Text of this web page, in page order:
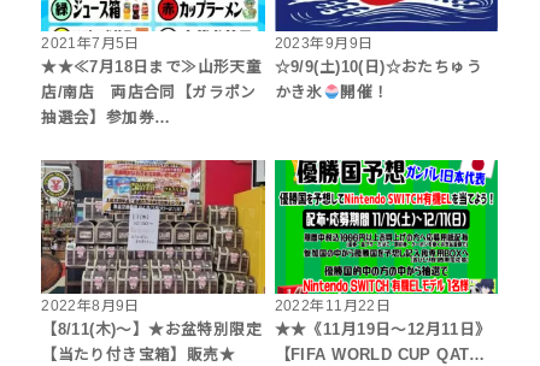
2021年7月5日
★★≪7月18日まで≫山形天童
店/南店 両店合同【ガラポン
抽選会】参加券…
2023年9月9日
☆9/9(土)10(日)☆おたちゅう
かき氷
開催！
2022年8月9日
【8/11(木)～】★お盆特別限定
【当たり付き宝箱】販売★
2022年11月22日
★★《11月19日～12月11日》
【FIFA WORLD CUP QAT…